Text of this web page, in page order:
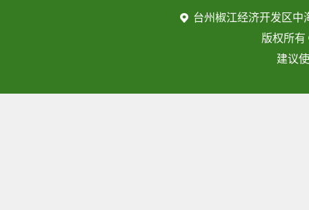
台州椒江经济开发区中
版权所
建议